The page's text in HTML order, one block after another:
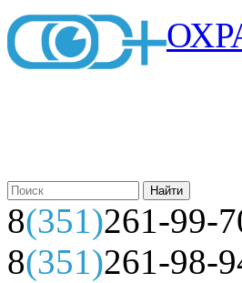
8(351)261-99-
8(351)261-98-